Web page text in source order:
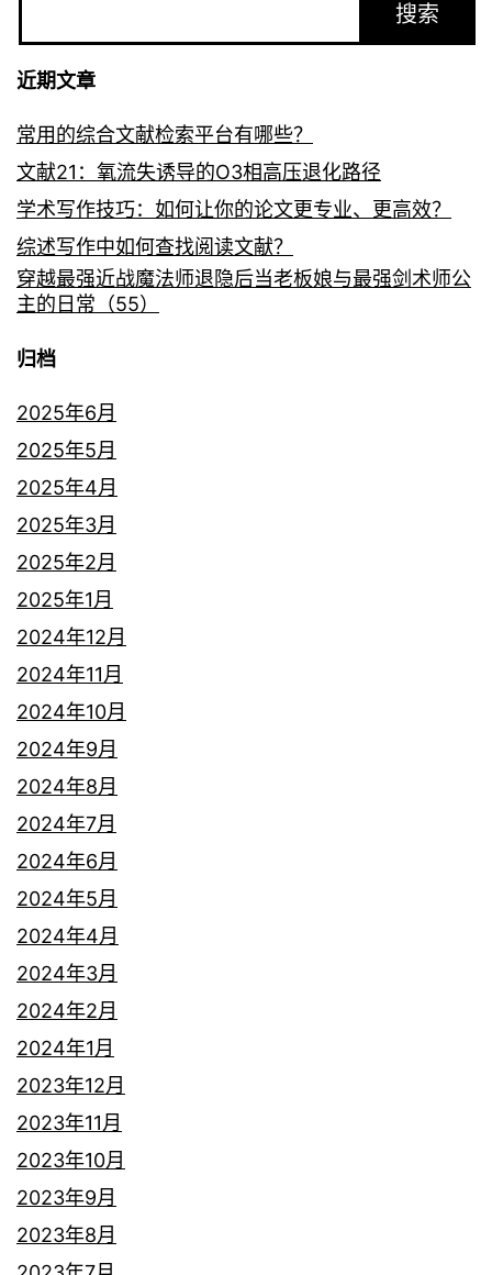
搜索
近期文章
常用的综合文献检索平台有哪些？
文献21：氧流失诱导的O3相高压退化路径
学术写作技巧：如何让你的论文更专业、更高效？
综述写作中如何查找阅读文献？
穿越最强近战魔法师退隐后当老板娘与最强剑术师公
主的日常（55）
归档
2025年6月
2025年5月
2025年4月
2025年3月
2025年2月
2025年1月
2024年12月
2024年11月
2024年10月
2024年9月
2024年8月
2024年7月
2024年6月
2024年5月
2024年4月
2024年3月
2024年2月
2024年1月
2023年12月
2023年11月
2023年10月
2023年9月
2023年8月